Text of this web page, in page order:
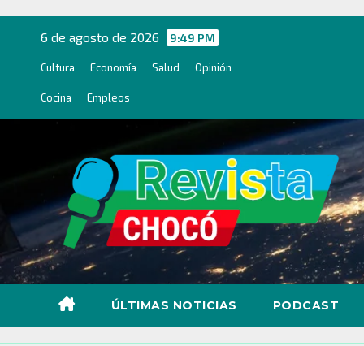
contenido
6 de agosto de 2026 9:49 PM
Cultura Economía Salud Opinión
Cocina Empleos
ÚLTIMAS NOTICIAS PODCAST